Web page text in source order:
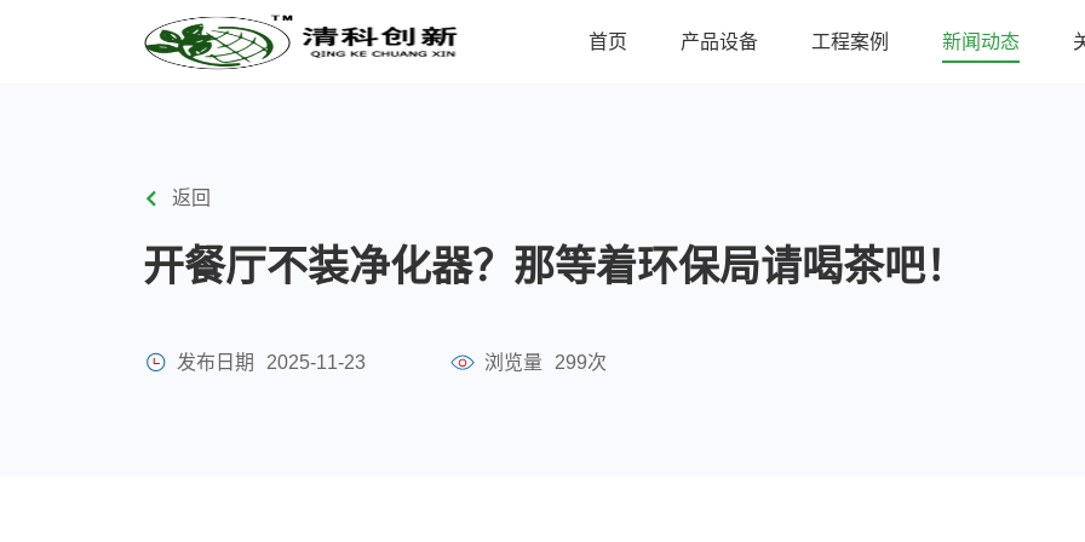
首页 产品设备 工程案例 新闻动态
返回
开餐厅不装净化器？那等着环保局请喝茶吧！
发布日期 2025-11-23 浏览量 299次